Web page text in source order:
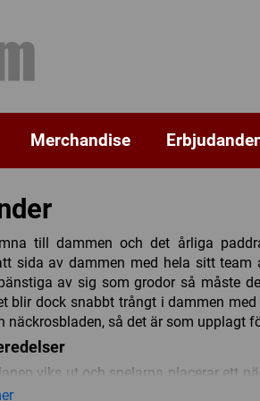
Merchandise
till dammen och det årliga
sida av dammen med hela sitt
av sig som grodor så måste
blir dock snabbt trångt i dammen
näckrosbladen, så det är som upplagt
viks ut och spelarna placerar ett
grön cirkel. Figurerna av